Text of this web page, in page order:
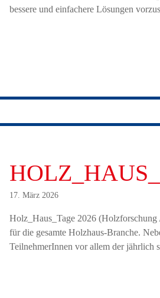
bessere und einfachere Lösungen
17. März 2026
Holz_Haus_Tage 2026
für die gesamte Holz­haus-Branche.
Teil­neh­me­rInnen vor allem der jähr­lich